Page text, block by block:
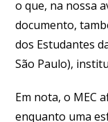
o que, na nossa
documento,
dos Estudantes
São Paulo),
Em nota, o MEC
enquanto uma